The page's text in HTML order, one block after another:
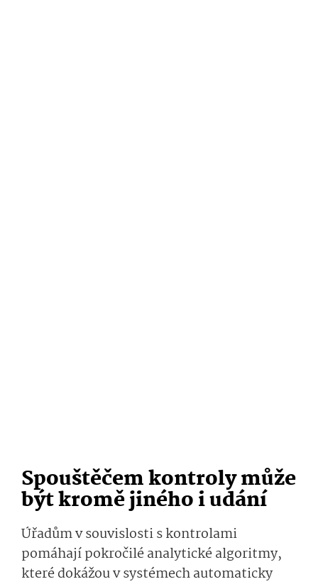
Spouštěčem kontroly může
být kromě jiného i udání
Úřadům v souvislosti s kontrolami
pomáhají pokročilé analytické algoritmy,
které dokážou v systémech automaticky